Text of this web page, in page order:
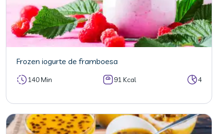
Frozen iogurte de framboesa
140 Min 91 Kcal 4